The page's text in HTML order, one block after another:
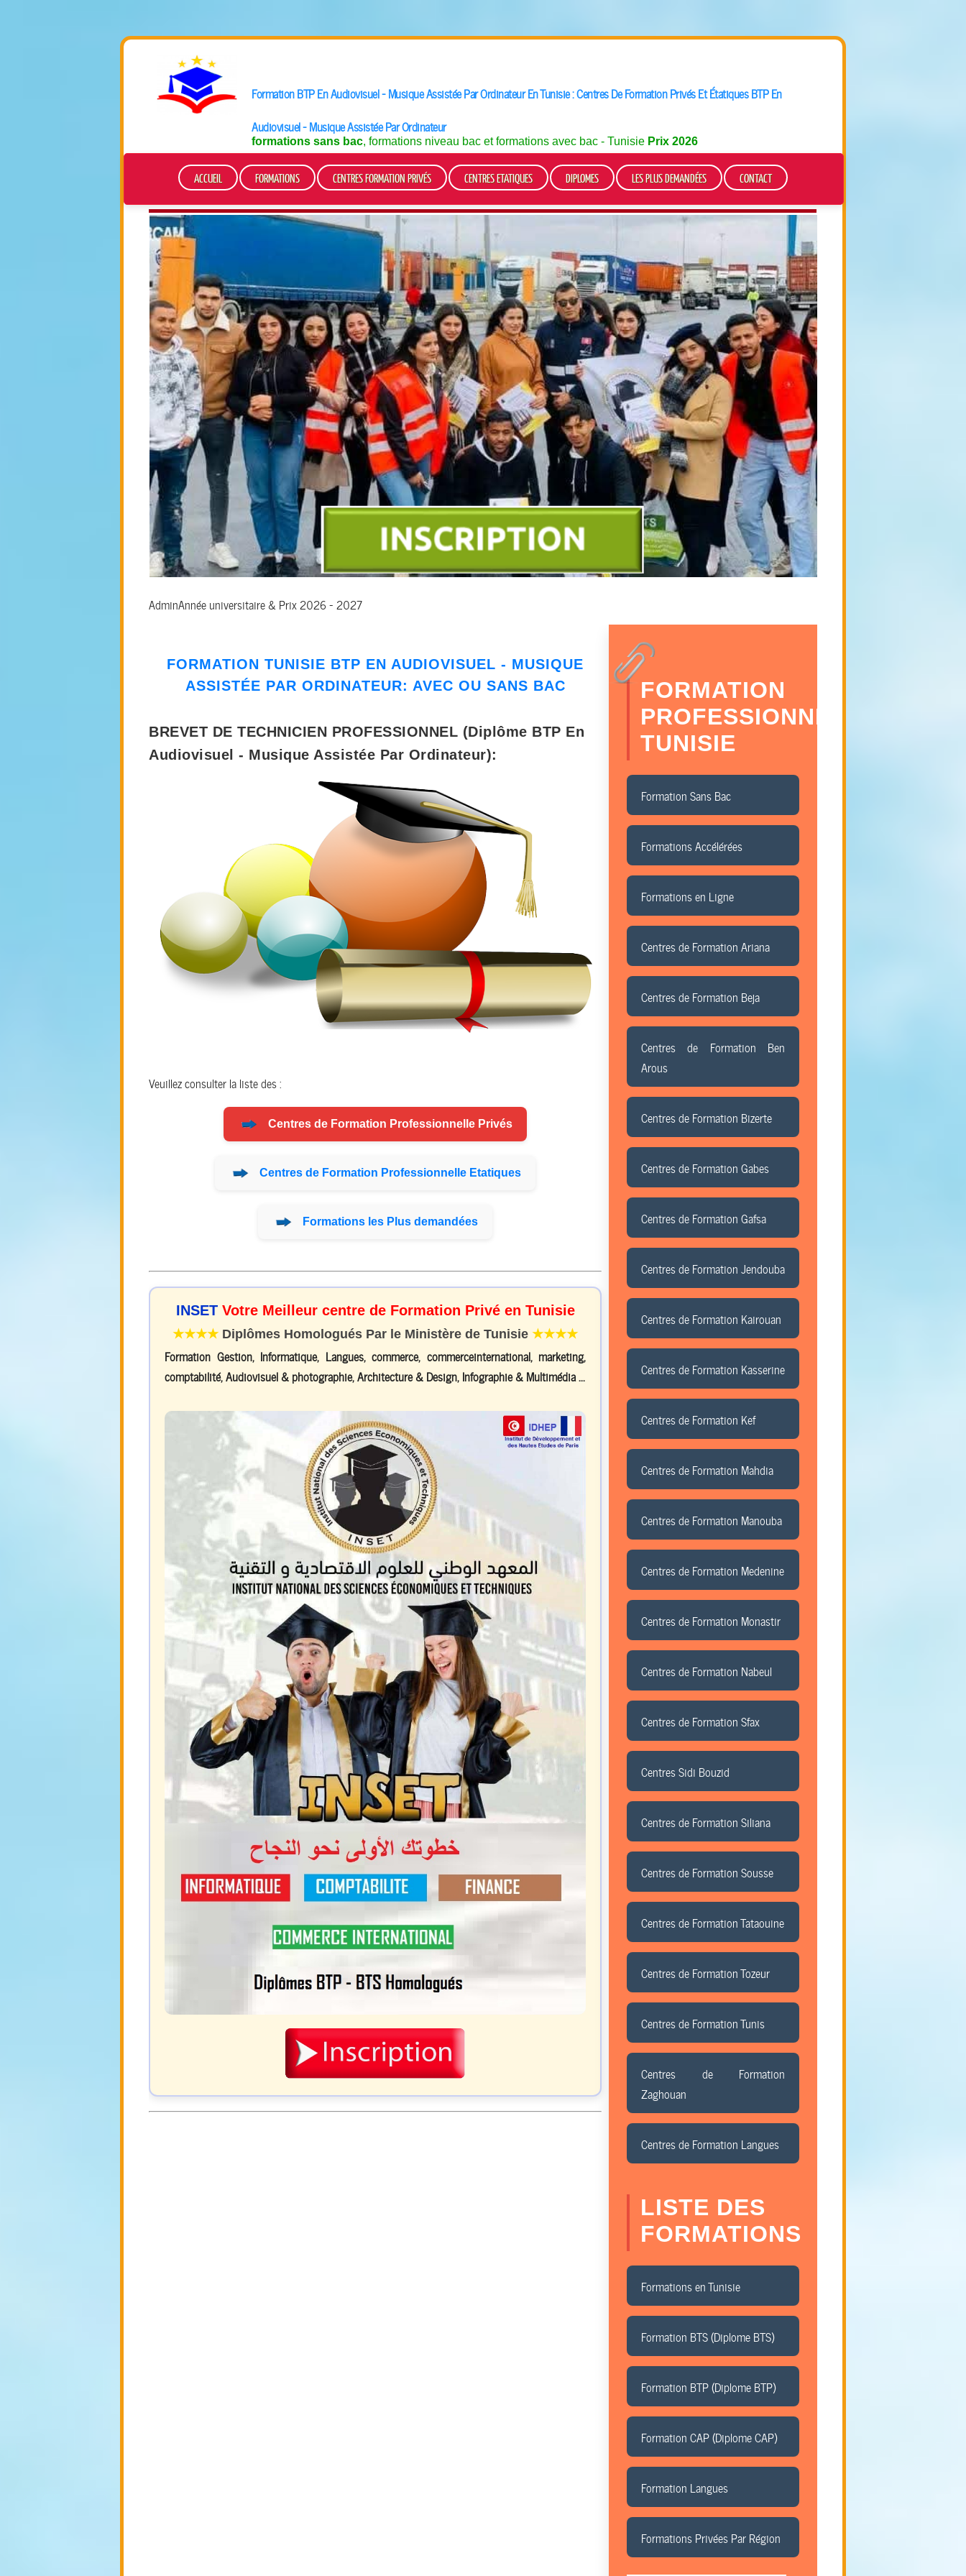
Formation BTP En Audiovisuel - Musique Assistée Par Ordinateur En Tunisie : Centres De Formation Privés Et Étatiques BTP En
Audiovisuel - Musique Assistée Par Ordinateur
formations sans bac, formations niveau bac et formations avec bac - Tunisie Prix 2026
ACCUEIL FORMATIONS CENTRES FORMATION PRIVÉS CENTRES ETATIQUES DIPLOMES LES PLUS DEMANDÉES CONTACT
AdminAnnée universitaire & Prix 2026 - 2027
FORMATION
PROFESSIONNELLE
TUNISIE
Formation Sans Bac
Formations Accélérées
Formations en Ligne
Centres de Formation Ariana
Centres de Formation Beja
Centres de Formation Ben
Arous
Centres de Formation Bizerte
Centres de Formation Gabes
Centres de Formation Gafsa
Centres de Formation Jendouba
Centres de Formation Kairouan
Centres de Formation Kasserine
Centres de Formation Kef
Centres de Formation Mahdia
Centres de Formation Manouba
Centres de Formation Medenine
Centres de Formation Monastir
Centres de Formation Nabeul
Centres de Formation Sfax
Centres Sidi Bouzid
Centres de Formation Siliana
Centres de Formation Sousse
Centres de Formation Tataouine
Centres de Formation Tozeur
Centres de Formation Tunis
Centres de Formation
Zaghouan
Centres de Formation Langues
LISTE DES
FORMATIONS
Formations en Tunisie
Formation BTS (Diplome BTS)
Formation BTP (Diplome BTP)
Formation CAP (Diplome CAP)
Formation Langues
Formations Privées Par Région
FORMATION TUNISIE BTP EN AUDIOVISUEL - MUSIQUE
ASSISTÉE PAR ORDINATEUR: AVEC OU SANS BAC
BREVET DE TECHNICIEN PROFESSIONNEL (Diplôme BTP En
Audiovisuel - Musique Assistée Par Ordinateur):
Veuillez consulter la liste des :
Centres de Formation Professionnelle Privés
Centres de Formation Professionnelle Etatiques
Formations les Plus demandées
INSET Votre Meilleur centre de Formation Privé en Tunisie
★★★★ Diplômes Homologués Par le Ministère de Tunisie ★★★★
Formation Gestion, Informatique, Langues, commerce, commerceinternational, marketing,
comptabilité, Audiovisuel & photographie, Architecture & Design, Infographie & Multimédia ...